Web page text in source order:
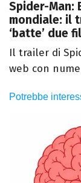
Spider-Man:
mondiale: il
‘batte’ due
Il trailer di
web con